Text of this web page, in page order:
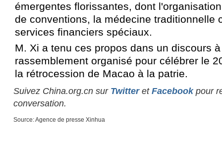
émergentes florissantes, dont
de conventions, la médecine traditionnelle
services financiers spéciaux.
M. Xi a tenu ces propos dans un discours
rassemblement organisé pour célébrer le
la rétrocession de Macao à la patrie.
Suivez China.org.cn sur Twitteret Facebookpour
conversation.
Source: Agence de presse Xinhua